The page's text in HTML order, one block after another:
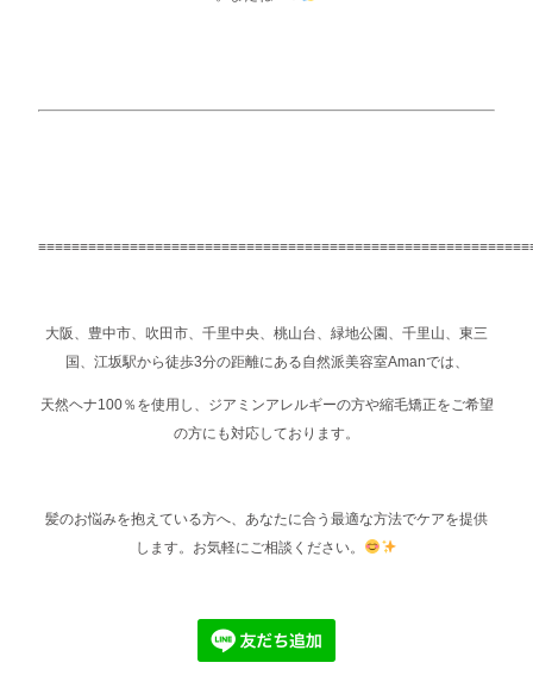
大阪、豊中市、吹田市、千里中央、桃山台、緑地公園、千里山、東三
国、江坂駅から徒歩3分の距離にある自然派美容室Amanでは、
天然ヘナ100％を使用し、ジアミンアレルギーの方や縮毛矯正をご希望
の方にも対応しております。
髪のお悩みを抱えている方へ、あなたに合う最適な方法でケアを提供
します。お気軽にご相談ください。